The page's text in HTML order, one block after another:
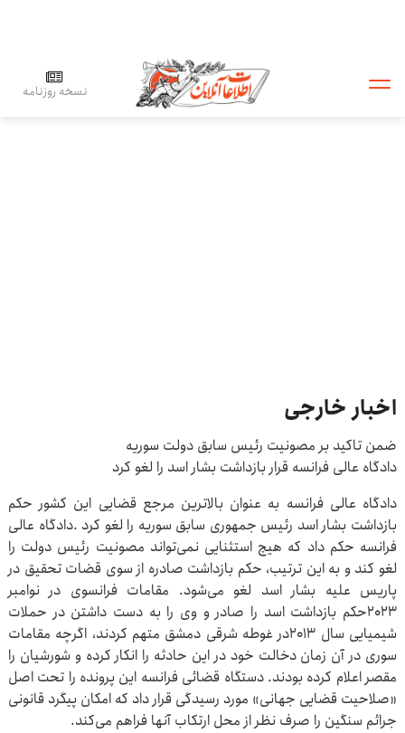
نسخه روزنامه
اخبار خارجی
ضمن تاکید بر مصونیت رئیس سابق دولت سوریه
دادگاه عالی فرانسه قرار بازداشت بشار اسد را لغو کرد
دادگاه عالی فرانسه به عنوان بالاترین مرجع قضایی این کشور حکم
بازداشت بشار اسد رئیس جمهوری سابق سوریه را لغو کرد .دادگاه عالی
فرانسه حکم داد که هیچ استثنایی نمی‌تواند مصونیت رئیس دولت را
لغو کند و به این ترتیب، حکم بازداشت صادره از سوی قضات تحقیق در
پاریس علیه بشار اسد لغو می‌شود. مقامات فرانسوی در نوامبر
۲۰۲۳حکم بازداشت اسد را صادر و وی را به دست داشتن در حملات
شیمیایی سال ۲۰۱۳در غوطه شرقی دمشق متهم کردند، اگرچه مقامات
سوری در آن زمان دخالت خود در این حادثه را انکار کرده و شورشیان را
مقصر اعلام کرده بودند. دستگاه قضائی فرانسه این پرونده را تحت اصل
«صلاحیت قضایی جهانی» مورد رسیدگی قرار داد که امکان پیگرد قانونی
جرائم سنگین را صرف نظر از محل ارتکاب آنها فراهم می‌کند.